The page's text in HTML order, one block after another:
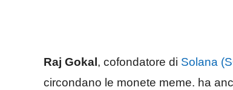
Raj Gokal , cofondatore di Solana
circondano le monete meme. ha